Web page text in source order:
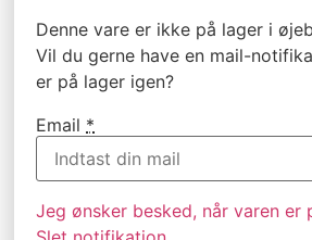
Denne vare er ikke på lager i
Vil du gerne have en mail-
er på lager igen?
Email *
Jeg ønsker besked, når varen er